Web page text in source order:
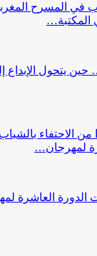
في المسرح
المكتبة…
يتحول الإبداع
الاحتفاء
لمهرجان…
العاشرة